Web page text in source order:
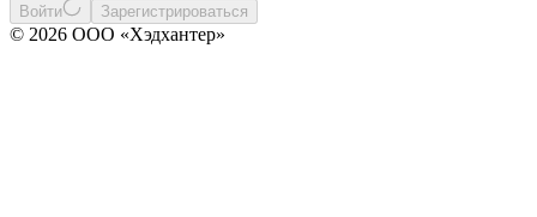
Войти Зарегистрироваться
© 2026 ООО «Хэдхантер»